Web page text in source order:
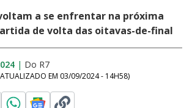
a se enfrentar na próxima
de volta das oitavas-de-final
| Do R7
EM 03/09/2024 - 14H58)